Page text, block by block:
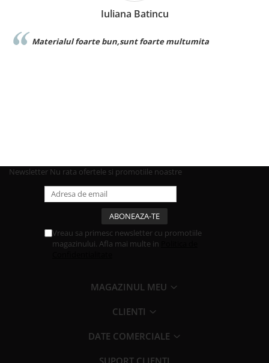
Iuliana Batincu
Materialul foarte bun,sunt foarte multumita
Newsletter Nu rata ofertele si promotiile noastre
Vreau sa primesc newsletter cu promotiile
magazinului. Afla mai multe in
MAGAZINUL MEU
CLIENTI
DATE COMERCIALE
SUPORT CLIENTI